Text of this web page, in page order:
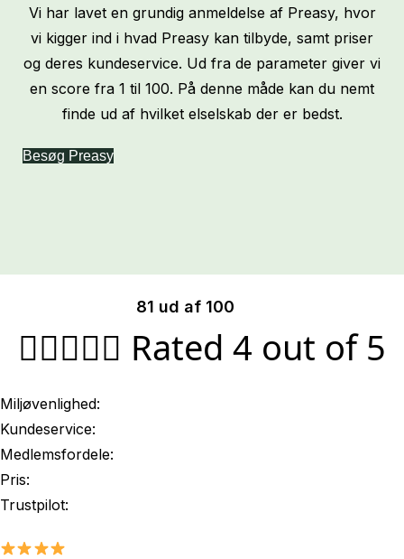
Vi har lavet en grundig anmeldelse af Preasy, hvor
vi kigger ind i hvad Preasy kan tilbyde, samt priser
og deres kundeservice. Ud fra de parameter giver vi
en score fra 1 til 100. På denne måde kan du nemt
finde ud af hvilket elselskab der er bedst.
Besøg Preasy
81 ud af 100
 Rated 4 out of 5
Miljøvenlighed:
Kundeservice:
Medlemsfordele:
Pris:
Trustpilot: